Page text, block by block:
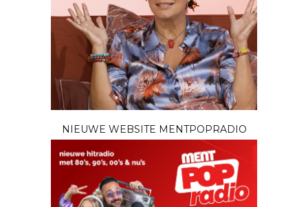
NIEUWE WEBSITE MENTPOPRADIO